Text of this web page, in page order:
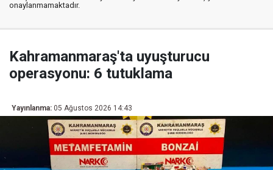
onaylanmamaktadır.
Kahramanmaraş'ta uyuşturucu
operasyonu: 6 tutuklama
Yayınlanma: 05 Ağustos 2026 14:43